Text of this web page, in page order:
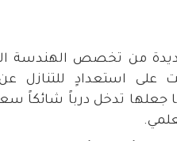
من تخصص الهندسة
على استعدادٍ
جعلها تدخل درباً شائكاً